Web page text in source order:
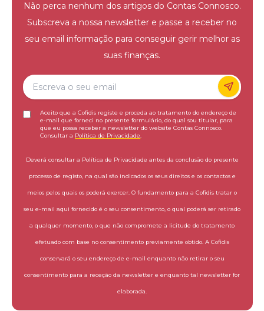
Não perca nenhum dos artigos do Contas Connosco.
Subscreva a nossa newsletter e passe a receber no
seu email informação para conseguir gerir melhor as
suas finanças.
Aceito que a Cofidis registe e proceda ao tratamento do endereço de
e-mail que forneci no presente formulário, do qual sou titular, para
que eu possa receber a newsletter do website Contas Connosco.
Consultar a Política de Privacidade
Deverá consultar a Política de Privacidade antes da conclusão do presente
processo de registo, na qual são indicados os seus direitos e os contactos e
meios pelos quais os poderá exercer. O fundamento para a Cofidis tratar o
seu e-mail aqui fornecido é o seu consentimento, o qual poderá ser retirado
a qualquer momento, o que não compromete a licitude do tratamento
efetuado com base no consentimento previamente obtido. A Cofidis
conservará o seu endereço de e-mail enquanto não retirar o seu
consentimento para a receção da newsletter e enquanto tal newsletter for
elaborada.